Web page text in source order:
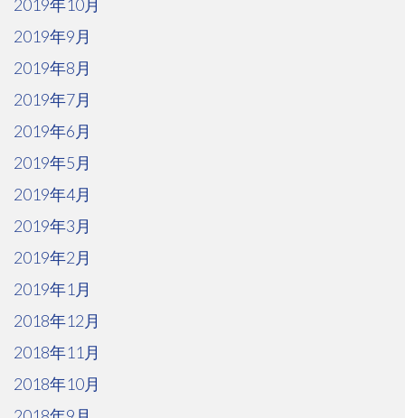
2019年10月
2019年9月
2019年8月
2019年7月
2019年6月
2019年5月
2019年4月
2019年3月
2019年2月
2019年1月
2018年12月
2018年11月
2018年10月